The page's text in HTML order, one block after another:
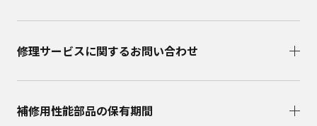
修理サービスに関するお問い合わせ​
補修用性能部品の保有期間​